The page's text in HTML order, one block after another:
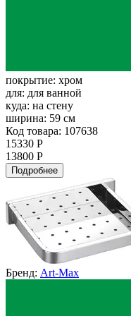
покрытие: хром
для: для ванной
куда: на стену
ширина: 59 см
Код товара: 107638
15330 Р
13800 Р
Подробнее
Бренд: Art-Max